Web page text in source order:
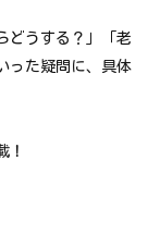
どうする？」「老
った疑問に、具体
！